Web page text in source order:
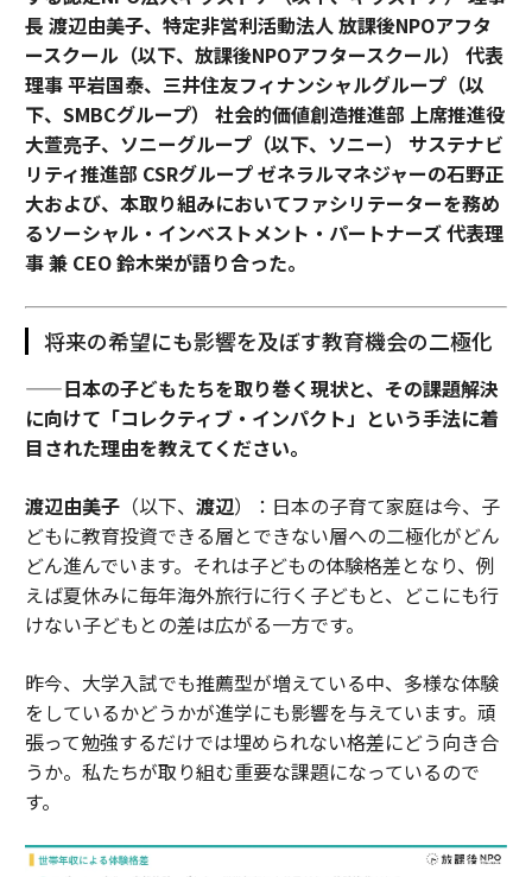
長 渡辺由美子、特定非営利活動法人 放課後NPOアフタ
ースクール（以下、放課後NPOアフタースクール） 代表
理事 平岩国泰、三井住友フィナンシャルグループ（以
下、SMBCグループ） 社会的価値創造推進部 上席推進役
大萱亮子、ソニーグループ（以下、ソニー） サステナビ
リティ推進部 CSRグループ ゼネラルマネジャーの石野正
大および、本取り組みにおいてファシリテーターを務め
るソーシャル・インベストメント・パートナーズ 代表理
事 兼 CEO 鈴木栄が語り合った。
将来の希望にも影響を及ぼす教育機会の二極化
——日本の子どもたちを取り巻く現状と、その課題解決
に向けて「コレクティブ・インパクト」という手法に着
目された理由を教えてください。
渡辺由美子（以下、 渡辺）：日本の子育て家庭は今、子
どもに教育投資できる層とできない層への二極化がどん
どん進んでいます。それは子どもの体験格差となり、例
えば夏休みに毎年海外旅行に行く子どもと、どこにも行
けない子どもとの差は広がる一方です。
昨今、大学入試でも推薦型が増えている中、多様な体験
をしているかどうかが進学にも影響を与えています。頑
張って勉強するだけでは埋められない格差にどう向き合
うか。私たちが取り組む重要な課題になっているので
す。